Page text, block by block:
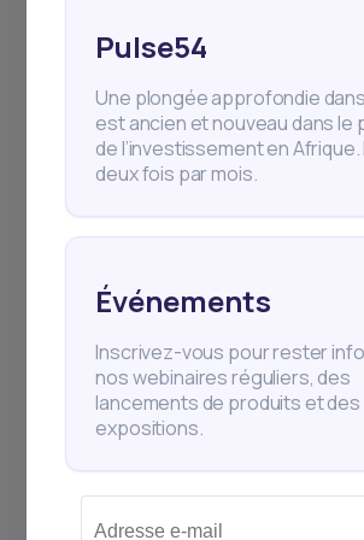
un accompagnement
des cours, mais aussi des
direct, des consultations avec
Daba, et une communauté
actifs partout dans le monde
Commencez
formez-vous avec Daba
Academy,
Daba
Pulse54
Une plongée approfondie
est ancien et nouveau dans le
de l’investissement en Afrique.
deux fois par mois.
Événements
Inscrivez-vous pour rester
nos webinaires réguliers, des
lancements de produits et des
expositions.